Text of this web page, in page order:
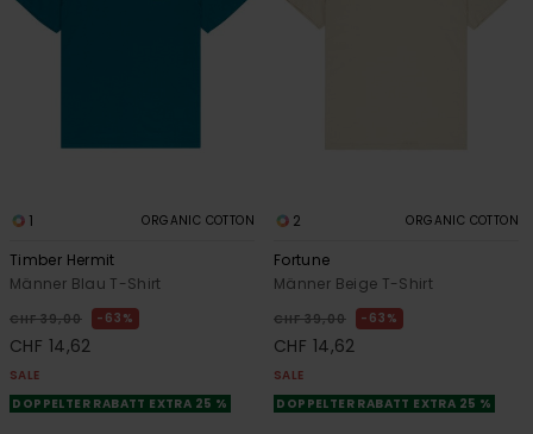
1 ORGANIC COTTON
Timber Hermit
Männer Blau T-Shirt
CHF 39,00 63%
CHF 14,62
SALE
DOPPELTER RABATT EXTRA 25 %
2 ORGANIC COTTON
Fortune
Männer Beige T-Shirt
CHF 39,00 63%
CHF 14,62
SALE
DOPPELTER RABATT EXTRA 25 %